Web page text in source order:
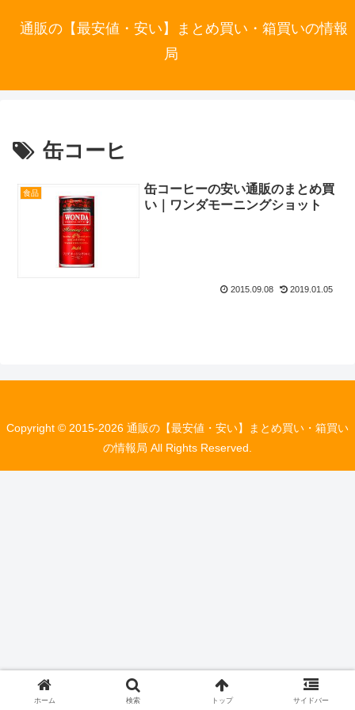
通販の【最安値・安い】まとめ買い・箱買いの情報
局
缶コーヒ
食品
缶コーヒーの安い通販のまとめ買
い｜ワンダモーニングショット
2015.09.08 2019.01.05
Copyright © 2015-2026 通販の【最安値・安い】まとめ買い・箱買い
の情報局 All Rights Reserved.
ホーム 検索 トップ サイドバー